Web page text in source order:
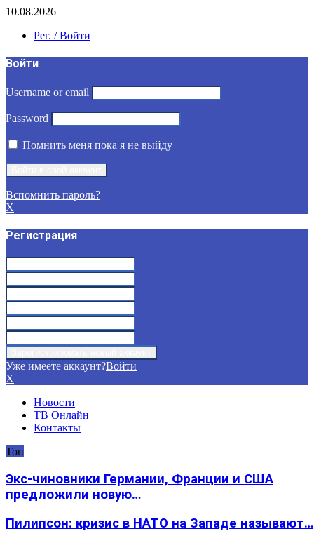
10.08.2026
Рег. / Войти
Войти
Username or email
Password
Помнить меня пока я не выйду
Вспомнить пароль?
X
Регистрация
Уже имеете аккаунт?Войти
X
Новости
ТВ Онлайн
Контакты
Топ
Экс-чиновники Германии, Франции и США
предложили новую…
Пилипсон: кризис в НАТО на Западе называют…